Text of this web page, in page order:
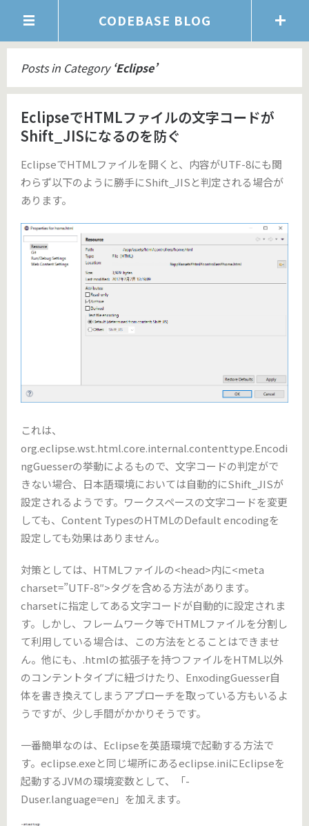
CODEBASE BLOG
Posts in Category ‘Eclipse’
EclipseでHTMLファイルの文字コードが
Shift_JISになるのを防ぐ
EclipseでHTMLファイルを開くと、内容がUTF-8にも関
わらず以下のように勝手にShift_JISと判定される場合が
あります。
これは、
org.eclipse.wst.html.core.internal.contenttype.Encodi
ngGuesserの挙動によるもので、文字コードの判定がで
きない場合、日本語環境においては自動的にShift_JISが
設定されるようです。ワークスペースの文字コードを変更
しても、Content TypesのHTMLのDefault encodingを
設定しても効果はありません。
対策としては、HTMLファイルの<head>内に<meta
charset=”UTF-8″>タグを含める方法があります。
charsetに指定してある文字コードが自動的に設定されま
す。しかし、フレームワーク等でHTMLファイルを分割し
て利用している場合は、この方法をとることはできませ
ん。他にも、.htmlの拡張子を持つファイルをHTML以外
のコンテントタイプに紐づけたり、EnxodingGuesser自
体を書き換えてしまうアプローチを取っている方もいるよ
うですが、少し手間がかかりそうです。
一番簡単なのは、Eclipseを英語環境で起動する方法で
す。eclipse.exeと同じ場所にあるeclipse.iniにEclipseを
起動するJVMの環境変数として、「-
Duser.language=en」を加えます。